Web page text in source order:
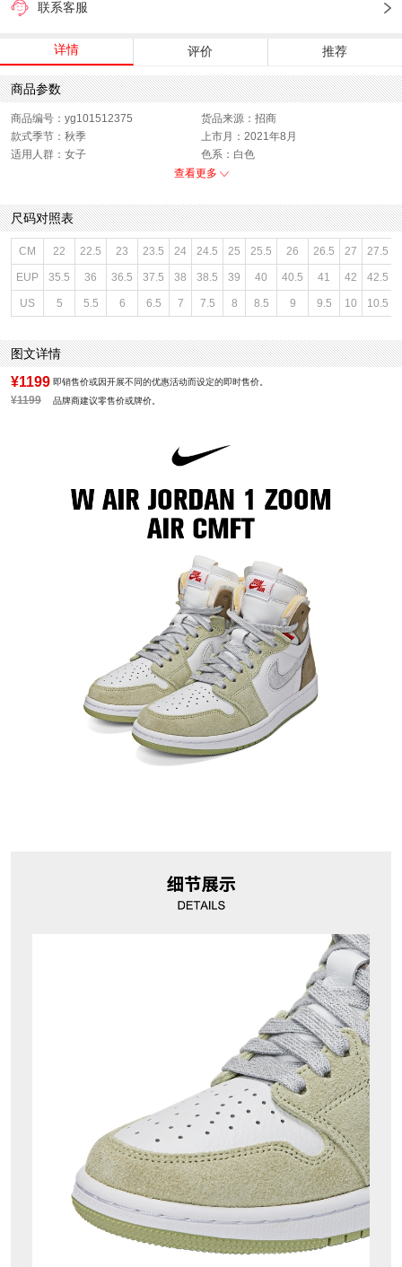
联系客服
详情 评价 推荐
商品参数
商品编号：yg101512375
货品来源：招商
款式季节：秋季
上市月：2021年8月
适用人群：女子
色系：白色
销售季：21Q3
查看更多
尺码对照表
CM 22 22.5 23 23.5 24 24.5 25 25.5 26 26.5 27 27.5
EUP 35.5 36 36.5 37.5 38 38.5 39 40 40.5 41 42 42.5
US 5 5.5 6 6.5 7 7.5 8 8.5 9 9.5 10 10.5
图文详情
¥1199 即销售价或因开展不同的优惠活动而设定的即时售价。
¥1199 品牌商建议零售价或牌价。